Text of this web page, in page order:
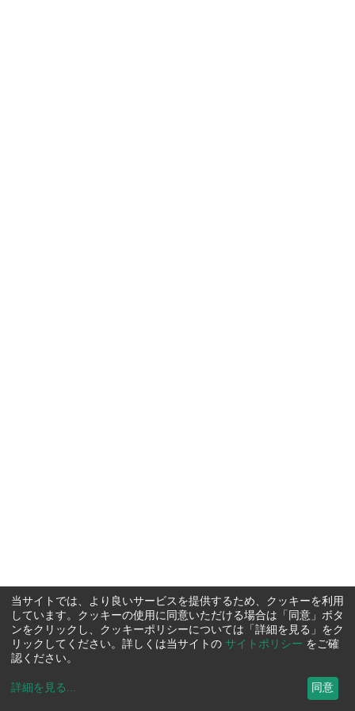
当サイトでは、より良いサービスを提供するため、クッキーを利用
しています。クッキーの使用に同意いただける場合は「同意」ボタ
ンをクリックし、クッキーポリシーについては「詳細を見る」をク
リックしてください。詳しくは当サイトの サイトポリシー をご確
認ください。
詳細を見る ... 同意